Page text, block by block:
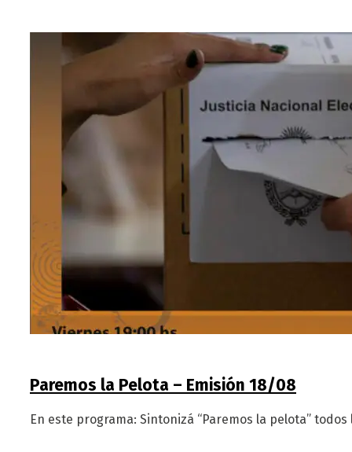
Paremos la Pelota – Emisión 18/08
En este programa: Sintonizá “Paremos la pelota”